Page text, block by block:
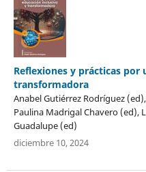
Reflexiones y prácticas por
transformadora
Anabel Gutiérrez Rodríguez
Paulina Madrigal Chavero (ed),
Guadalupe (ed)
diciembre 10, 2024